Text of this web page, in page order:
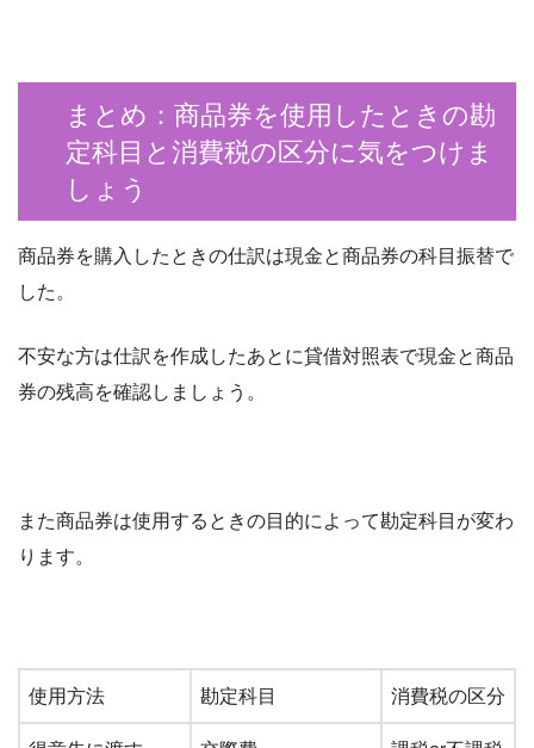
まとめ：商品券を使用したときの勘
定科目と消費税の区分に気をつけま
しょう
商品券を購入したときの仕訳は現金と商品券の科目振替で
した。
不安な方は仕訳を作成したあとに貸借対照表で現金と商品
券の残高を確認しましょう。
また商品券は使用するときの目的によって勘定科目が変わ
ります。
使用方法 勘定科目 消費税の区分